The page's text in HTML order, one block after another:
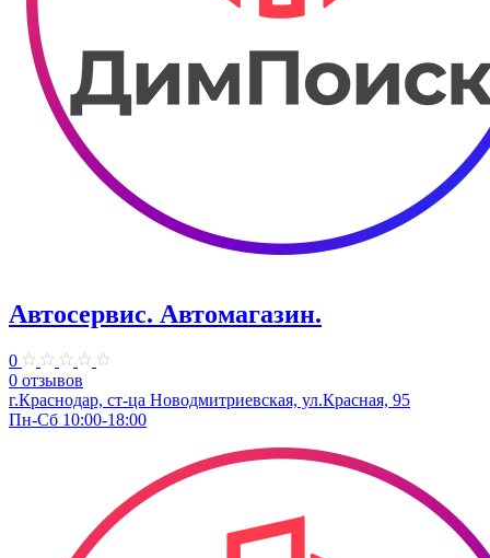
Автосервис. Автомагазин.
0
0 отзывов
г.Краснодар, ст-ца Новодмитриевская, ул.Красная, 95
Пн-Сб 10:00-18:00